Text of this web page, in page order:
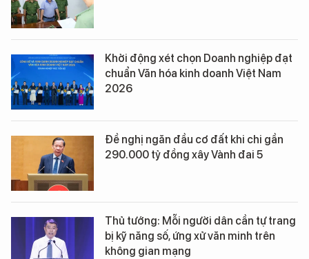
Khởi động xét chọn Doanh nghiệp đạt
chuẩn Văn hóa kinh doanh Việt Nam
2026
Đề nghị ngăn đầu cơ đất khi chi gần
290.000 tỷ đồng xây Vành đai 5
Thủ tướng: Mỗi người dân cần tự trang
bị kỹ năng số, ứng xử văn minh trên
không gian mạng